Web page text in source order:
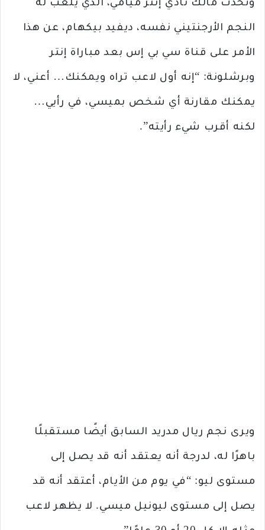
وتحدث مالك نادي إنتر ميامي، الذي يلعب له
النجم الأرجنتيني نفسه، ديفيد بيكهام، عن هذا
الأمر على قناة سي بي إس بعد مباراة إنتر
وبرشلونة: “إنه أول لاعب تراه ويمكنك… أعني، لا
يمكنك مقارنة أي شخص بميسي، في رأيي…
لكنه أقرب شيء رأيته”.
ويرى نجم ريال مدريد السابق أيضًا مستقبلًا
باهرًا له، لدرجة أنه يعتقد أنه قد يصل إلى
مستوى ليو: “في يوم من الأيام، أعتقد أنه قد
يصل إلى مستوى ليونيل ميسي. لا يظهر لاعب